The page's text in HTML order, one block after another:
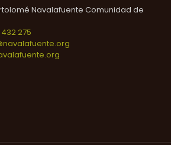
Navalafuente Comunidad de
432 275